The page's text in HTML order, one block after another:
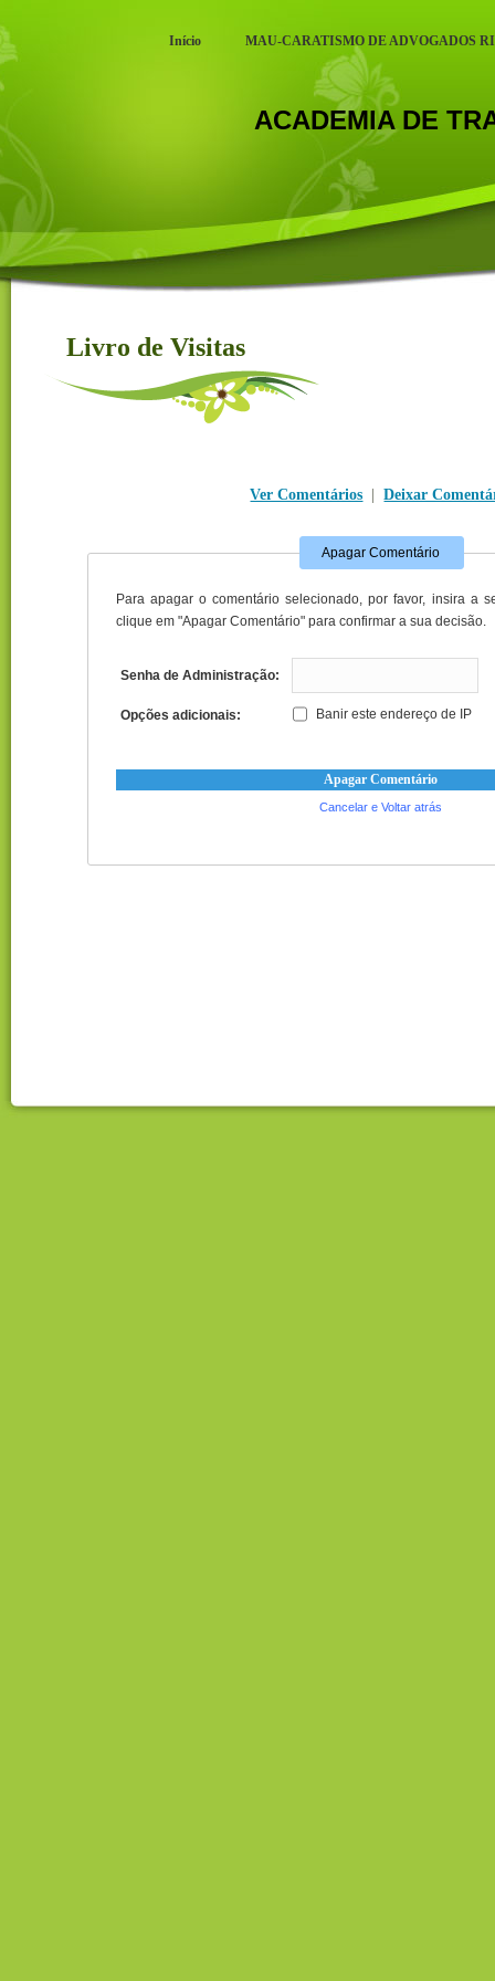
Início MAU-CARATISMO DE ADVOGADOS
ACADEMIA DE
Livro de Visitas
Livro de Visitas
Ver Comentários |Deixar
Apagar Comentário
Para apagar o comentário selecionado, por favor, insira a
clique em "Apagar Comentário" para confirmar a sua decisão.
Senha de Administração:
Opções adicionais: Banir este endereço de IP
Cancelar e Voltar atrás